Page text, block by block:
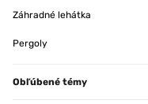
Záhradné lehátka
Pergoly
Obľúbené témy